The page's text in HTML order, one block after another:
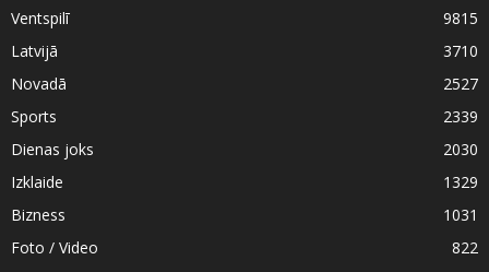
Ventspilī
9815
Latvijā
3710
Novadā
2527
Sports
2339
Dienas joks
2030
Izklaide
1329
Bizness
1031
Foto / Video
822